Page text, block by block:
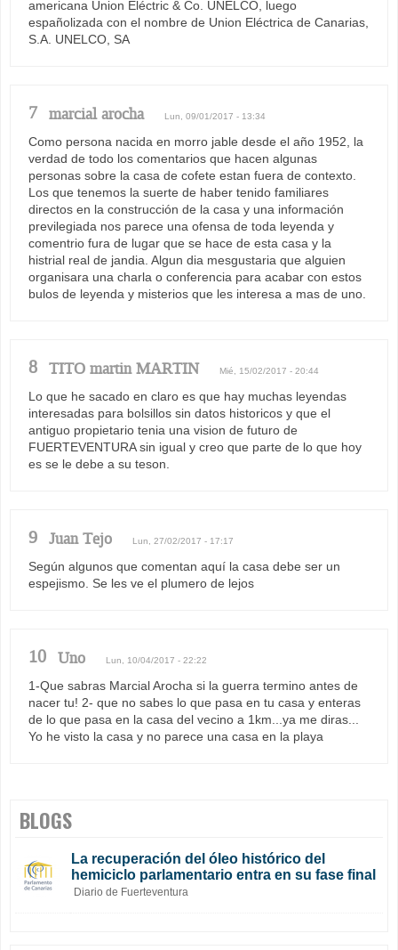
americana Union Eléctric & Co. UNELCO, luego
españolizada con el nombre de Union Eléctrica de Canarias,
S.A. UNELCO, SA
7 marcial arocha Lun, 09/01/2017 - 13:34
Como persona nacida en morro jable desde el año 1952, la
verdad de todo los comentarios que hacen algunas
personas sobre la casa de cofete estan fuera de contexto.
Los que tenemos la suerte de haber tenido familiares
directos en la construcción de la casa y una información
previlegiada nos parece una ofensa de toda leyenda y
comentrio fura de lugar que se hace de esta casa y la
histrial real de jandia. Algun dia mesgustaria que alguien
organisara una charla o conferencia para acabar con estos
bulos de leyenda y misterios que les interesa a mas de uno.
8 TITO martin MARTIN Mié, 15/02/2017 - 20:44
Lo que he sacado en claro es que hay muchas leyendas
interesadas para bolsillos sin datos historicos y que el
antiguo propietario tenia una vision de futuro de
FUERTEVENTURA sin igual y creo que parte de lo que hoy
es se le debe a su teson.
9 Juan Tejo Lun, 27/02/2017 - 17:17
Según algunos que comentan aquí la casa debe ser un
espejismo. Se les ve el plumero de lejos
10 Uno Lun, 10/04/2017 - 22:22
1-Que sabras Marcial Arocha si la guerra termino antes de
nacer tu! 2- que no sabes lo que pasa en tu casa y enteras
de lo que pasa en la casa del vecino a 1km...ya me diras...
Yo he visto la casa y no parece una casa en la playa
BLOGS
La recuperación del óleo histórico del
hemiciclo parlamentario entra en su fase final
Diario de Fuerteventura